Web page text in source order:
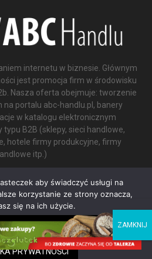
internetu w biznesie. Głównym
jest promocja firm w środowisku
Nasza oferta obejmuje: tworzenie
na portalu abc-handlu.pl, banery
w katalogu elektronicznym
B2B (sklepy, sieci handlowe,
hotele firmy produkcyjne, firmy
itp.)
cookie, aby poprawić komfort
nie masz nic przeciwko, ale możesz
aby świadczyć usługi na
korzystanie ze strony oznacza,
się na ich użycie.
NIE WYRAŻAM ZGODY
PRYWATNOŚCI